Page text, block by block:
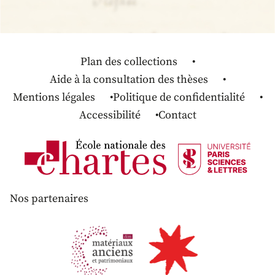
Plan des collections
Aide à la consultation des thèses
Mentions légales
Politique de confidentialité
Accessibilité
Contact
Nos partenaires